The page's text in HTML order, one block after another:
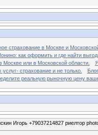
страхование в Москве и
как оформить и где найти
или в Московской области.
страхование и не только.
Блог
реальную рыночную цену
Игорь +79037214827 риелтор